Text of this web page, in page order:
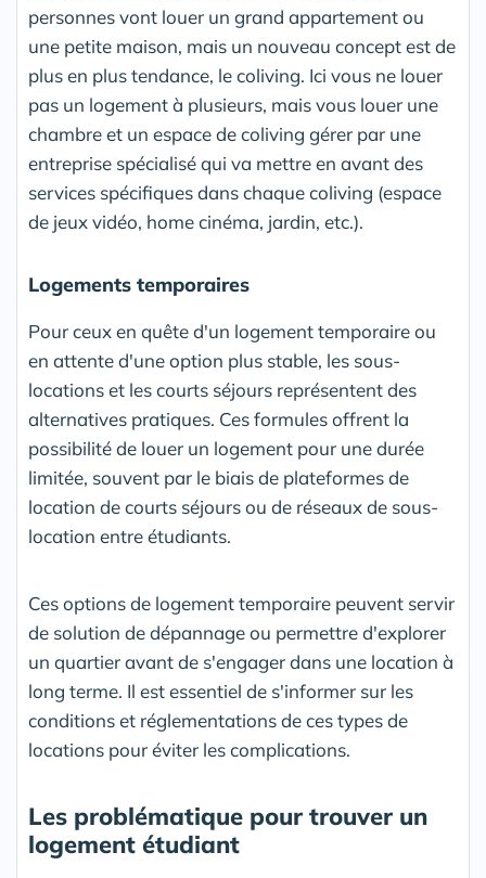
personnes vont louer un grand appartement ou
une petite maison, mais un nouveau concept est de
plus en plus tendance, le coliving. Ici vous ne louer
pas un logement à plusieurs, mais vous louer une
chambre et un espace de coliving gérer par une
entreprise spécialisé qui va mettre en avant des
services spécifiques dans chaque coliving (espace
de jeux vidéo, home cinéma, jardin, etc.).
Logements temporaires
Pour ceux en quête d'un logement temporaire ou
en attente d'une option plus stable, les sous-
locations et les courts séjours représentent des
alternatives pratiques. Ces formules offrent la
possibilité de louer un logement pour une durée
limitée, souvent par le biais de plateformes de
location de courts séjours ou de réseaux de sous-
location entre étudiants.
Ces options de logement temporaire peuvent servir
de solution de dépannage ou permettre d'explorer
un quartier avant de s'engager dans une location à
long terme. Il est essentiel de s'informer sur les
conditions et réglementations de ces types de
locations pour éviter les complications.
Les problématique pour trouver un
logement étudiant